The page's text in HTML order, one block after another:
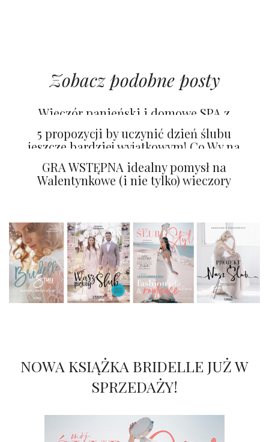
Zobacz podobne posty
Wieczór panieński i domowe SPA z
OLEJEK MANUKA
5 propozycji by uczynić dzień ślubu
jeszcze bardziej wyjątkowym! Co Wy na
to?
GRA WSTĘPNA idealny pomysł na
Walentynkowe (i nie tylko) wieczory
NOWA KSIĄŻKA BRIDELLE JUŻ W
SPRZEDAŻY!